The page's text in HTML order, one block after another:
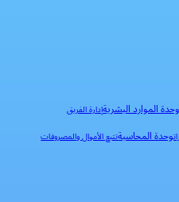
وحدة الموارد البشريةإدارة الفريق
وحدة المحاسبةتتبع الأموال والمصروفات